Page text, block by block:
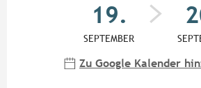
19.
SEPTEMBER
Zu Google Kalender